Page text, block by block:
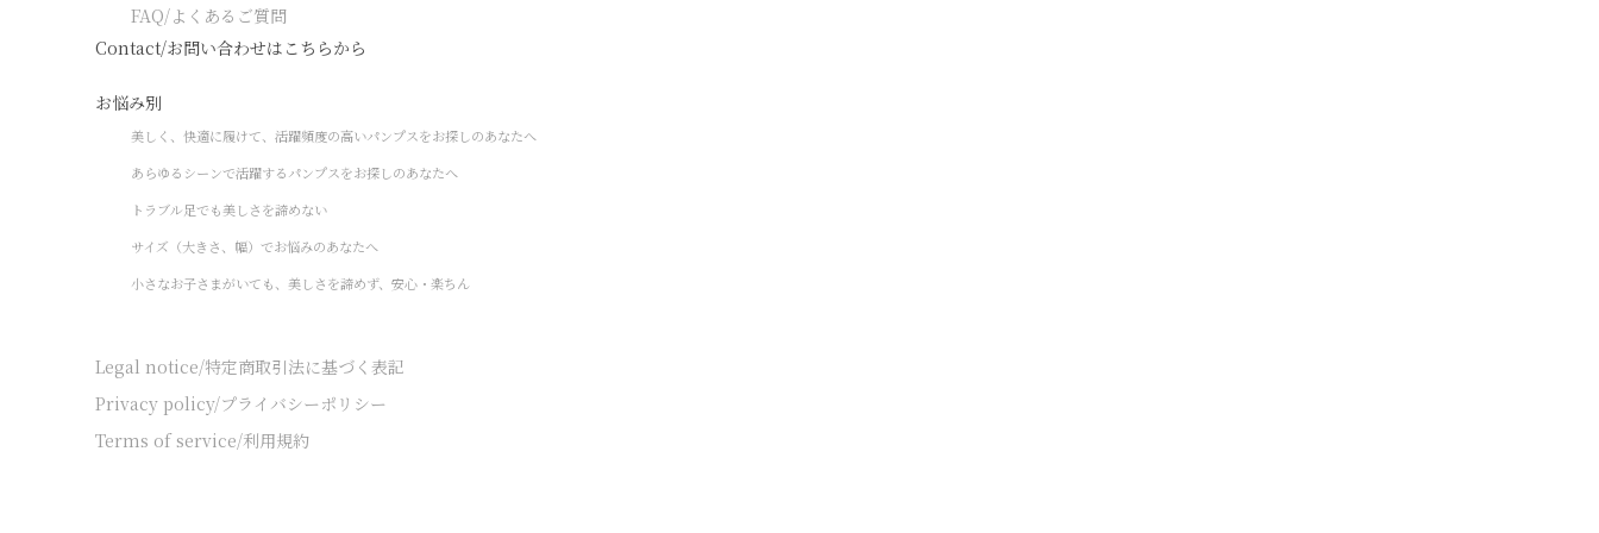
FAQ/よくあるご質問
Contact/お問い合わせはこちらから
お悩み別
美しく、快適に履けて、活躍頻度の高いパンプスをお探しのあなたへ
あらゆるシーンで活躍するパンプスをお探しのあなたへ
トラブル足でも美しさを諦めない
サイズ（大きさ、幅）でお悩みのあなたへ
小さなお子さまがいても、美しさを諦めず、安心・楽ちん
Legal notice/特定商取引法に基づく表記
Privacy policy/プライバシーポリシー
Terms of service/利用規約